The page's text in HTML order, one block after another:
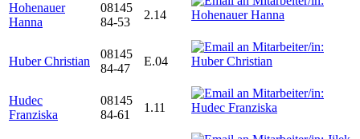
Hohenauer
Hanna
08145
84-53
2.14
Huber Christian
08145
84-47
E.04
Hudec
Franziska
08145
84-61
1.11